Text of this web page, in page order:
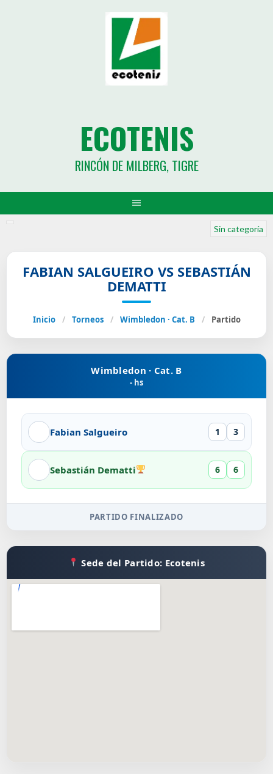
ECOTENIS
RINCÓN DE MILBERG, TIGRE
Sin categoría
FABIAN SALGUEIRO VS SEBASTIÁN
DEMATTI
Inicio / Torneos / Wimbledon · Cat. B / Partido
Wimbledon · Cat. B
- hs
Fabian Salgueiro 1 3
Sebastián Dematti 6 6
PARTIDO FINALIZADO
Sede del Partido: Ecotenis